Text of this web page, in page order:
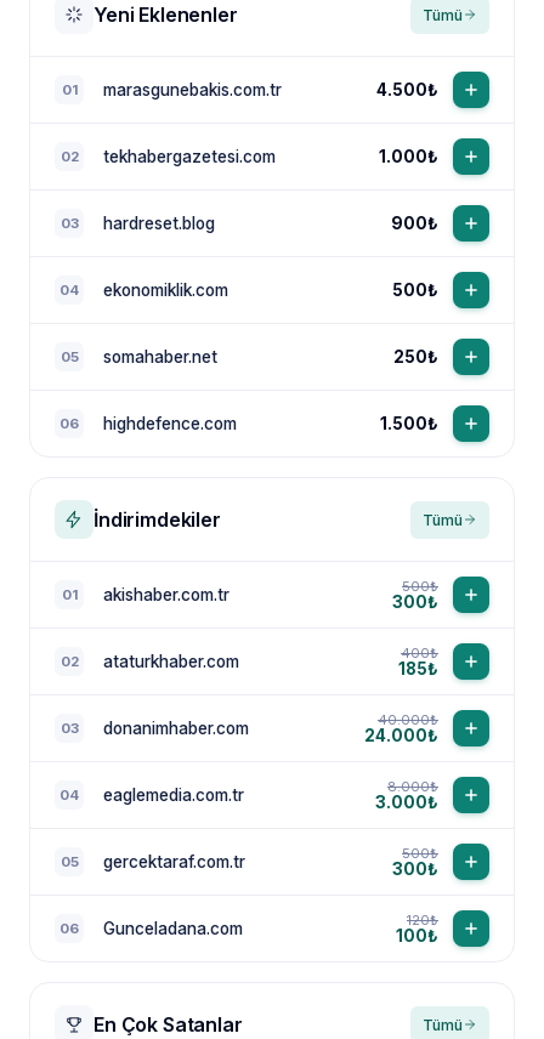
Yeni Eklenenler Tümü
01 marasgunebakis.com.tr 4.500₺
02 tekhabergazetesi.com 1.000₺
03 hardreset.blog 900₺
04 ekonomiklik.com 500₺
05 somahaber.net 250₺
06 highdefence.com 1.500₺
İndirimdekiler Tümü
01 akishaber.com.tr 500₺
300₺
02 ataturkhaber.com 400₺
185₺
03 donanimhaber.com 40.000₺
24.000₺
04 eaglemedia.com.tr 8.000₺
3.000₺
05 gercektaraf.com.tr 500₺
300₺
06 Gunceladana.com 120₺
100₺
En Çok Satanlar Tümü
NewsTanıtım AI Asistan